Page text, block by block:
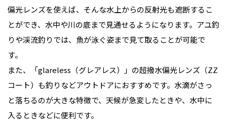
偏光レンズを使えば、そんな水上からの反射光も遮断するこ
とができ、水中や川の底まで見通せるようになります。アユ釣
りや渓流釣りでは、魚が泳ぐ姿まで見て取ることが可能で
す。
また、「glareless（グレアレス）」の超撥水偏光レンズ（ZZ
コート）も釣りなどアウトドアにおすすめです。水滴がさっ
と落ちるのが大きな特徴で、天候が急変したときや、水中に
入るときなどに便利です。